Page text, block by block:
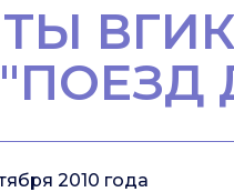
2010 года